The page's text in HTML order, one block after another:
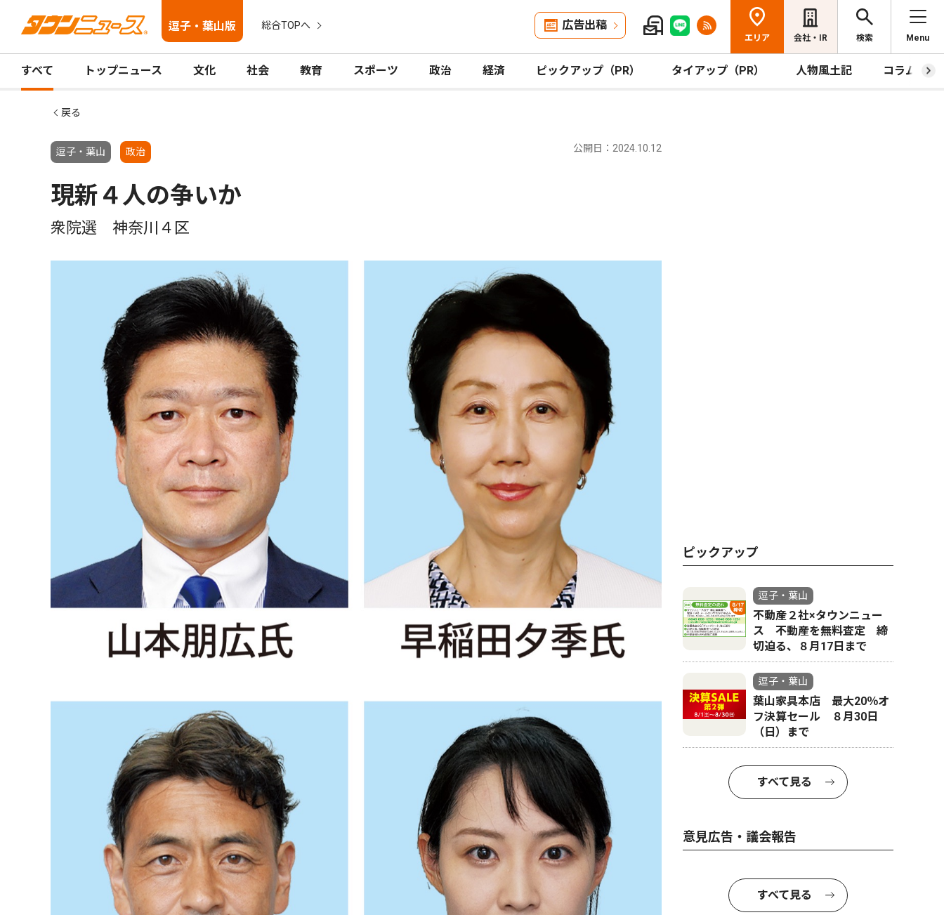
逗子・葉山版 総合TOPへ 広告出稿
エリア 会社・IR 検索 Menu
すべて トップニュース 文化 社会 教育 スポーツ 政治 経済 ピックアップ（PR） タイアップ（PR） 人物風土記 コラム
戻る
逗子・葉山 政治 公開日：2024.10.12
現新４人の争いか
衆院選 神奈川４区
ピックアップ
逗子・葉山
不動産２社×タウンニュー
ス 不動産を無料査定 締
切迫る、８月17日まで
逗子・葉山
葉山家具本店 最大20％オ
フ決算セール ８月30日
（日）まで
すべて見る
意見広告・議会報告
すべて見る